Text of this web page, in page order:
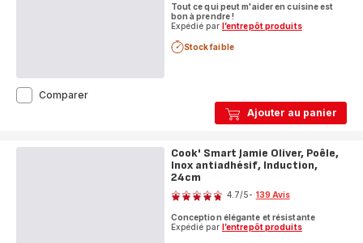
Ajouter au panier
Tout ce qui peut m'aider en cuisine est
bon à prendre !
Expédié par l’entrepôt produits
Stock faible
ComparerIngenio
Batterie
Cook' Smart Jamie Oliver, Poêle,
Inox antiadhésif, Induction,
24cm
Note
4.7/5- 139 Avis
Conception élégante et résistante
Expédié par l’entrepôt produits